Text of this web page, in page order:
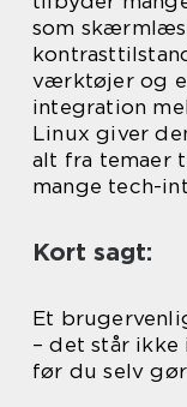
som
værktøjer og
integration
Linux giver
alt fra temaer
mange tech-
Kort sagt:
Et
– det står ikke
før du selv